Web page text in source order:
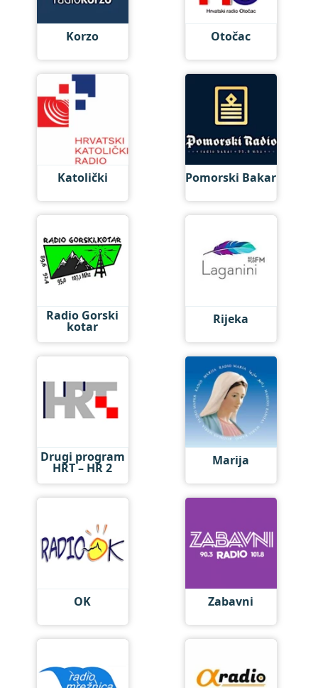
Korzo Otočac
Katolički Pomorski Bakar
Radio Gorski
kotar Rijeka
Drugi program
HRT – HR 2 Marija
OK Zabavni